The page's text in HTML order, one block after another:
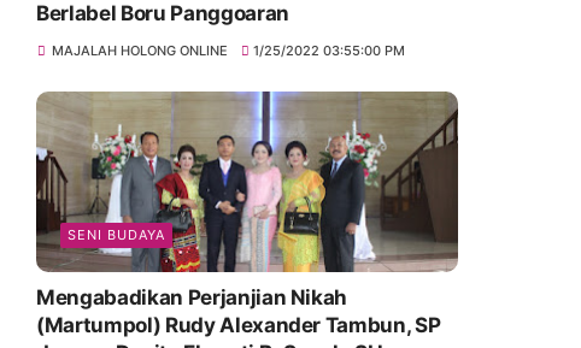
Berlabel Boru Panggoaran
MAJALAH HOLONG ONLINE 1/25/2022 03:55:00 PM
SENI BUDAYA
Mengabadikan Perjanjian Nikah
(Martumpol) Rudy Alexander Tambun, SP